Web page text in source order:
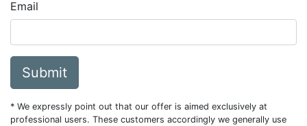
Email
Submit
* We expressly point out that our offer is aimed exclusively at
professional users. These customers accordingly we generally use